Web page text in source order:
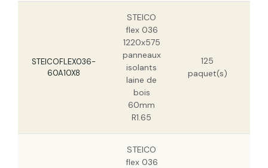
STEICOFLEX036-
60A10X8
STEICO
flex 036
1220x575
panneaux
isolants
laine de
bois
60mm
R1.65
125
paquet(s)
STEICO
flex 036